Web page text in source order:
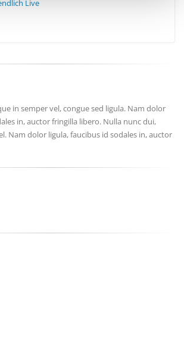
geben wir Informationen zu Ihrer
Website an unsere Partner für
die Sie ihnen bereitgestellt
Live
in semper vel, congue sed ligula. Nam dolor
in, auctor fringilla libero. Nulla nunc dui,
Nam dolor ligula, faucibus id sodales in, auctor